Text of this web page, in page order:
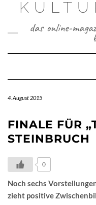
das online-
4. August 2015
FINALE FÜR
STEINBRUCH
0
Noch sechs
zieht positive